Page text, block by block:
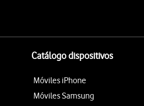
Catálogo dispositivos
Móviles iPhone
Móviles Samsung